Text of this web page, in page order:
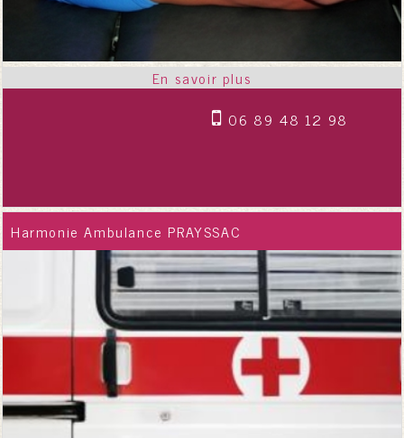
06 89 48 12 98
Harmonie Ambulance PRAYSSAC